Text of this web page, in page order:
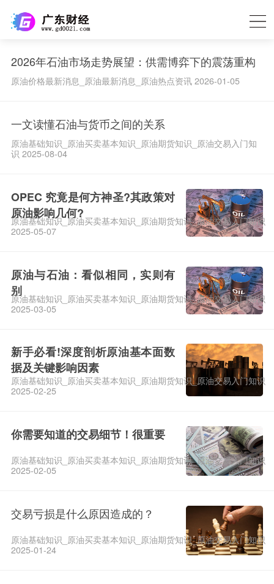
2026年石油市场走势展望：供需博弈下的震荡重构
原油价格最新消息_原油最新消息_原油热点资讯 2026-01-05
一文读懂石油与货币之间的关系
原油基础知识_原油买卖基本知识_原油期货知识_原油交易入门知
识 2025-08-04
OPEC 究竟是何方神圣?其政策对
原油影响几何?
原油基础知识_原油买卖基本知识_原油期货知识_原油交易入门知识
2025-05-07
原油与石油：看似相同，实则有
别
原油基础知识_原油买卖基本知识_原油期货知识_原油交易入门知识
2025-03-05
新手必看!深度剖析原油基本面数
据及关键影响因素
原油基础知识_原油买卖基本知识_原油期货知识_原油交易入门知识
2025-02-25
你需要知道的交易细节！很重要
原油基础知识_原油买卖基本知识_原油期货知识_原油交易入门知识
2025-02-05
交易亏损是什么原因造成的？
原油基础知识_原油买卖基本知识_原油期货知识_原油交易入门知识
2025-01-24